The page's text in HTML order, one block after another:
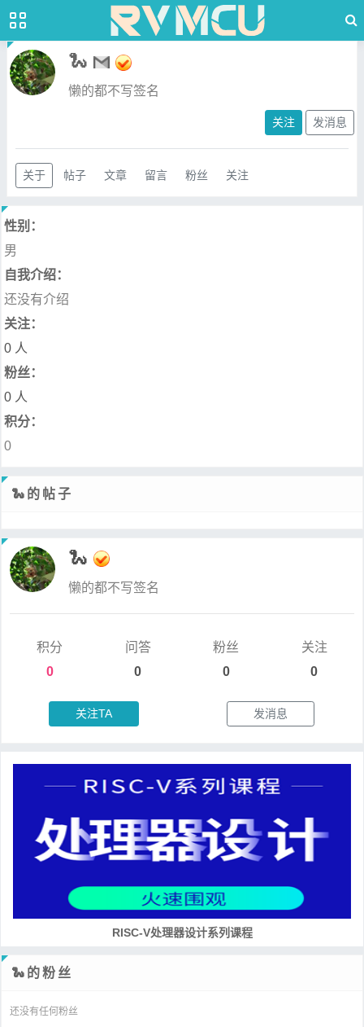
🐍
懒的都不写签名
关注 发消息
关于 帖子 文章 留言 粉丝 关注
性别：
男
自我介绍：
还没有介绍
关注：
0 人
粉丝：
0 人
积分：
0
🐍的帖子
🐍
懒的都不写签名
积分
0
问答
0
粉丝
0
关注
0
关注TA 发消息
RISC-V处理器设计系列课程
🐍的粉丝
还没有任何粉丝